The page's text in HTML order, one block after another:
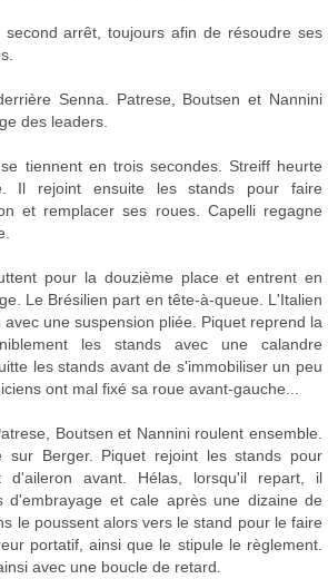
arrêt, toujours afin de résoudre ses
Senna. Patrese, Boutsen et Nannini
des leaders.
tiennent en trois secondes. Streiff heurte
Il rejoint ensuite les stands pour faire
et remplacer ses roues. Capelli regagne
pour la douzième place et entrent en
Le Brésilien part en tête-à-queue. L'Italien
une suspension pliée. Piquet reprend la
les stands avec une calandre
les stands avant de s'immobiliser un peu
ont mal fixé sa roue avant-gauche...
Boutsen et Nannini roulent ensemble.
sur Berger. Piquet rejoint les stands pour
avant. Hélas, lorsqu'il repart, il
d'embrayage et cale après une dizaine de
le poussent alors vers le stand pour le faire
portatif, ainsi que le stipule le règlement.
avec une boucle de retard.